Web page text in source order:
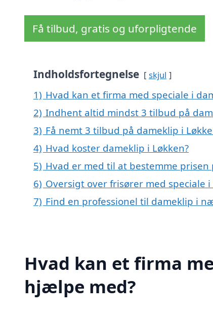
Få tilbud, gratis og uforpligtende
Indholdsfortegnelse skjul
1) Hvad kan et firma med speciale i
2) Indhent altid mindst 3 tilbud på
3) Få nemt 3 tilbud på dameklip i
4) Hvad koster dameklip i Løkken?
5) Hvad er med til at bestemme prisen
6) Oversigt over frisører med speciale
7) Find en professionel til dameklip i
Hvad kan et firma
hjælpe med?